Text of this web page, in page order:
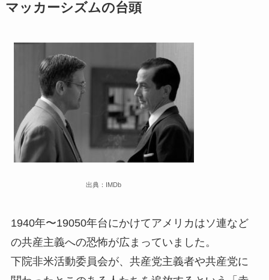
マッカーシズムの台頭
出典：IMDb
1940年〜19050年台にかけてアメリカはソ連など
の共産主義への恐怖が広まっていました。
下院非米活動委員会が、共産党主義者や共産党に